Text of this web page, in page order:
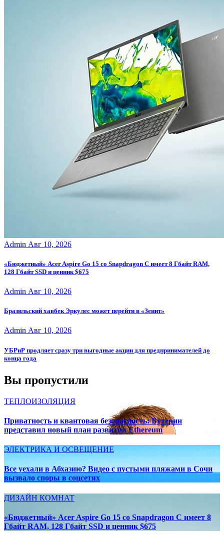
Admin Авг 10, 2026
«Бюджетный» Acer Aspire Go 15 со Snapdragon C имеет 8 Гбайт RAM,
128 Гбайт SSD и ценник $675
Admin Авг 10, 2026
Бразильский хавбек Эркулес может перейти в «Зенит»
Admin Авг 10, 2026
УБРиР продляет сразу три выгодные акции для предпринимателей до
конца года
Вы пропустили
ТЕПЛОИЗОЛЯЦИЯ
Приватность и квантовая безопасность: Бутерин
представил новый план развития Ethereum
ЭЛЕКТРИКА И ОСВЕЩЕНИЕ
Все уехали в Абхазию? Видео с пустыми пляжами в Сочи
вызвало споры в соцсетях
ДИЗАЙН КОМНАТ
«Бюджетный» Acer Aspire Go 15 со Snapdragon C имеет 8
Гбайт RAM, 128 Гбайт SSD и ценник $675